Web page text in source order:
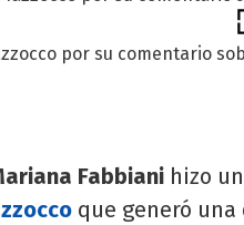
por su comentario
Fabbiani hizo un
que generó una